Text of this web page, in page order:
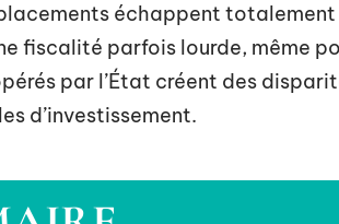
échappent totalement
fiscalité parfois lourde, même
par l’État créent des
d’investissement.